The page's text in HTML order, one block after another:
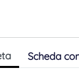
Scheda